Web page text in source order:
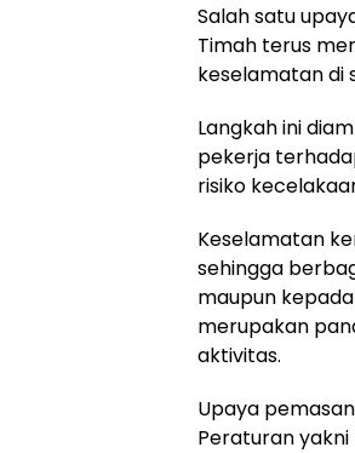
Salah satu
Timah terus
keselamatan di
Langkah ini
pekerja
risiko
Keselamatan
sehingga
maupun
merupakan
aktivitas.
Upaya
Peraturan yakni